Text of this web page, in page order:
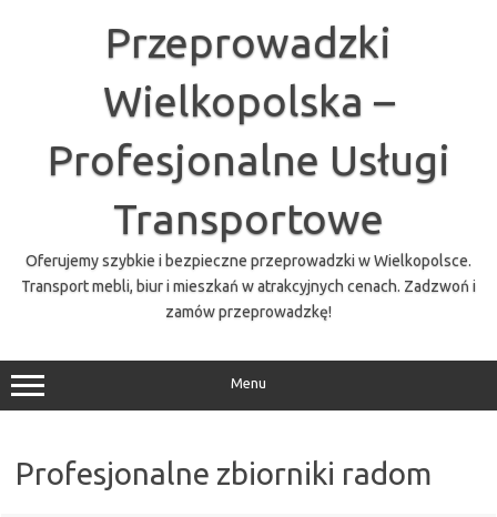
Przeprowadzki
Wielkopolska –
Profesjonalne Usługi
Transportowe
Oferujemy szybkie i bezpieczne przeprowadzki w Wielkopolsce.
Transport mebli, biur i mieszkań w atrakcyjnych cenach. Zadzwoń i
zamów przeprowadzkę!
Menu
Profesjonalne zbiorniki radom